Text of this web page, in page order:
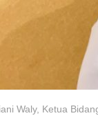
Waly, Ketua